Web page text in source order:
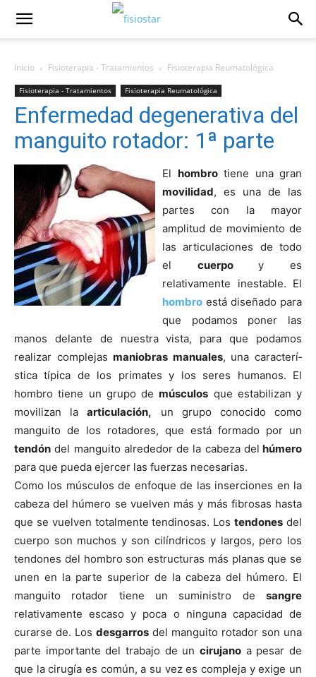
Inicio Fisioterapia - Tratamientos Fisioterapia Reumatológica
Fisioterapia - Tratamientos Fisioterapia Reumatológica
Enfermedad degenerativa del
manguito rotador: 1ª parte
El hombrotiene una gran
movilidad, es una de las
partes con la mayor
amplitud de movimiento de
las articulaciones de todo
el cuerpoy es
relativamente inestable. El
hombro está diseñado para
que podamos poner las
manos delante de nuestra vista, para que podamos
realizar complejasmaniobras manuales, una caracterí­
stica tí­pica de los primates y los seres humanos. El
hombro tiene un grupo demúsculos que estabilizan y
movilizan laarticulación, un grupo conocido como
manguito de los rotadores, que está formado por un
tendón del manguito alrededor de la cabeza del húmero
para que pueda ejercer las fuerzas necesarias.
Como los músculos de enfoque de las inserciones en la
cabeza del húmero se vuelven más y más fibrosas hasta
que se vuelven totalmente tendinosas. Lostendones del
cuerpo son muchos y son cilí­ndricos y largos, pero los
tendones del hombro son estructuras más planas que se
unen en la parte superior de la cabeza del húmero. El
manguito rotador tiene un suministro de sangre
relativamente escaso y poca o ninguna capacidad de
curarse de. Los desgarros del manguito rotador son una
parte importante del trabajo de un cirujano a pesar de
que la cirugí­a es común, a su vez es compleja y exige un